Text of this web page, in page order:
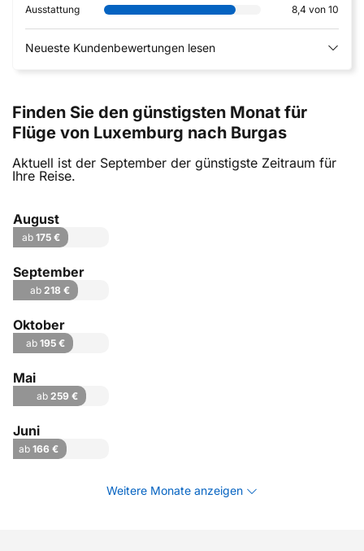
Ausstattung
8,4 von 10
Neueste Kundenbewertungen lesen
Finden Sie den günstigsten Monat für
Flüge von Luxemburg nach Burgas
Aktuell ist der September der günstigste Zeitraum für
Ihre Reise.
August
ab175 €
September
ab 218 €
Oktober
ab 195 €
Mai
ab 259 €
Juni
ab 166 €
Weitere Monate anzeigen